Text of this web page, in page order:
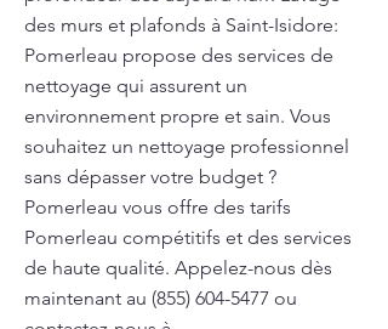
des murs et plafonds à Saint-Isidore:
Pomerleau propose des services de
nettoyage qui assurent un
environnement propre et sain. Vous
souhaitez un nettoyage professionnel
sans dépasser votre budget ?
Pomerleau vous offre des tarifs
Pomerleau compétitifs et des services
de haute qualité. Appelez-nous dès
maintenant au (855) 604-5477 ou